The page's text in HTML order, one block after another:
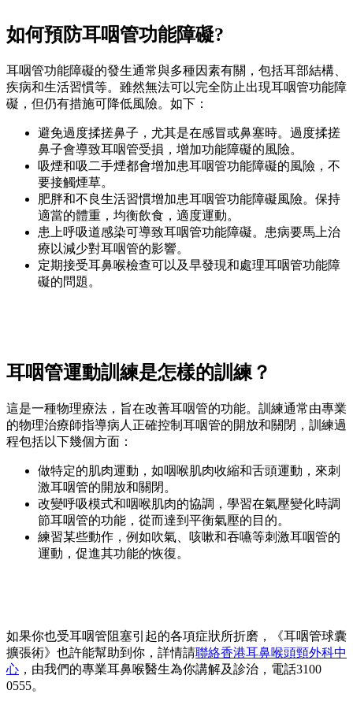
如何預防耳咽管功能障礙?
耳咽管功能障礙的發生通常與多種因素有關，包括耳部結構、
疾病和生活習慣等。雖然無法可以完全防止出現耳咽管功能障
礙，但仍有措施可降低風險。如下：
避免過度揉搓鼻子，尤其是在感冒或鼻塞時。過度揉搓
鼻子會導致耳咽管受損，增加功能障礙的風險。
吸煙和吸二手煙都會增加患耳咽管功能障礙的風險，不
要接觸煙草。
肥胖和不良生活習慣增加患耳咽管功能障礙風險。保持
適當的體重，均衡飲食，適度運動。
患上呼吸道感染可導致耳咽管功能障礙。患病要馬上治
療以減少對耳咽管的影響。
定期接受耳鼻喉檢查可以及早發現和處理耳咽管功能障
礙的問題。
耳咽管運動訓練是怎樣的訓練？
這是一種物理療法，旨在改善耳咽管的功能。訓練通常由專業
的物理治療師指導病人正確控制耳咽管的開放和關閉，訓練過
程包括以下幾個方面：
做特定的肌肉運動，如咽喉肌肉收縮和舌頭運動，來刺
激耳咽管的開放和關閉。
改變呼吸模式和咽喉肌肉的協調，學習在氣壓變化時調
節耳咽管的功能，從而達到平衡氣壓的目的。
練習某些動作，例如吹氣、咳嗽和吞嚥等刺激耳咽管的
運動，促進其功能的恢復。
如果你也受耳咽管阻塞引起的各項症狀所折磨，《耳咽管球囊
擴張術》也許能幫助到你，詳情請聯絡香港耳鼻喉頭頸外科中
心 ，由我們的專業耳鼻喉醫生為你講解及診治，電話3100
0555。